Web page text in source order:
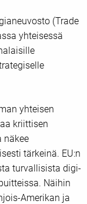
(Trade
yhteisessä
yhteisen
kriittisen
näkee
tärkeinä. EU:n
turvallisista digi-
Näihin
Amerikan ja